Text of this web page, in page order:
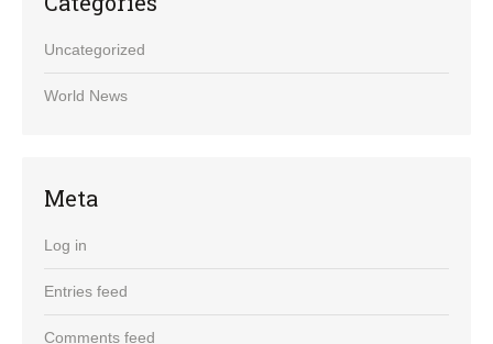
Uncategorized
World News
Meta
Log in
Entries feed
Comments feed